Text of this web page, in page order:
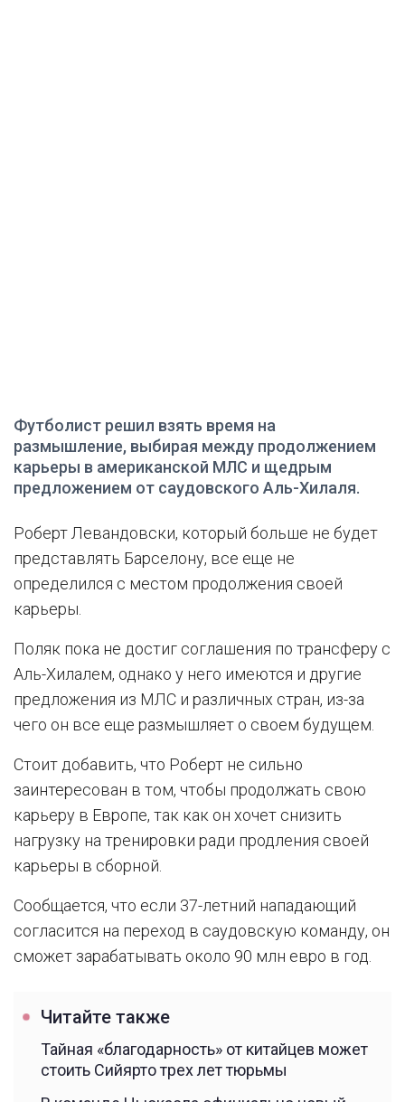
Футболист решил взять время на
размышление, выбирая между продолжением
карьеры в американской МЛС и щедрым
предложением от саудовского Аль-Хилаля.
Роберт Левандовски, который больше не будет
представлять Барселону, все еще не
определился с местом продолжения своей
карьеры.
Поляк пока не достиг соглашения по трансферу с
Аль-Хилалем, однако у него имеются и другие
предложения из МЛС и различных стран, из-за
чего он все еще размышляет о своем будущем.
Стоит добавить, что Роберт не сильно
заинтересован в том, чтобы продолжать свою
карьеру в Европе, так как он хочет снизить
нагрузку на тренировки ради продления своей
карьеры в сборной.
Сообщается, что если 37-летний нападающий
согласится на переход в саудовскую команду, он
сможет зарабатывать около 90 млн евро в год.
Читайте также
Тайная «благодарность» от китайцев может
стоить Сийярто трех лет тюрьмы